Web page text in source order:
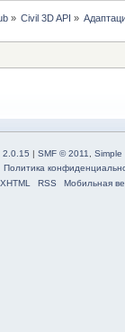
» Civil 3D API »
2.0.15 | SMF © 2011
Simple
Политика
XHTML
RSS Мобильная